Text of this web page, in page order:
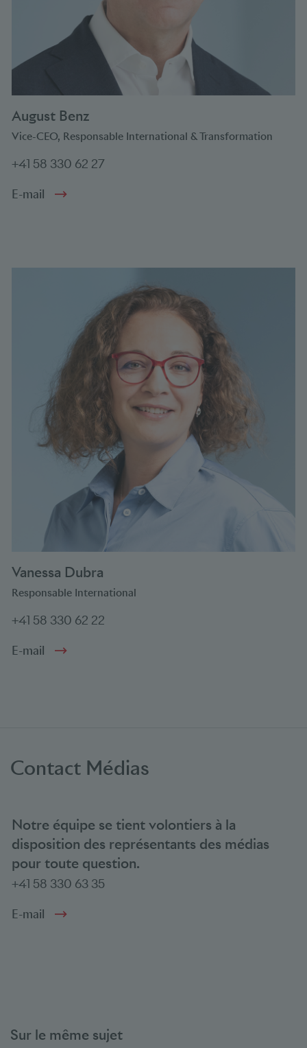
August Benz
Vice-CEO, Responsable International & Transformation
+41 58 330 62 27
E-mail
Vanessa Dubra
Responsable International
+41 58 330 62 22
E-mail
Contact Médias
Notre équipe se tient volontiers à la
disposition des représentants des médias
pour toute question.
+41 58 330 63 35
E-mail
Sur le même sujet